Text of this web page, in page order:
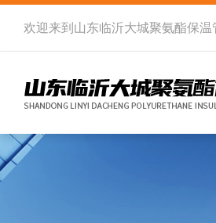
欢迎来到 山东临沂大城聚氨酯保温